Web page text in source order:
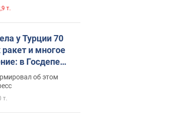
т.
у Турции 70
ракет и многое
в Госдепе
списокоб этом
т.